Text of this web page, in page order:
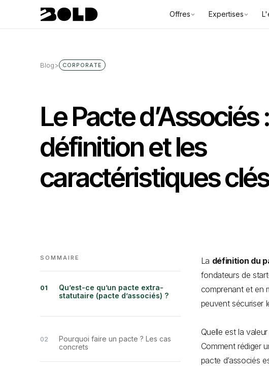
Offres Expertises
Blog> CORPORATE
Le Pacte d’Associés
définition et les
caractéristiques clés
SOMMAIRE
Qu’est-ce qu’un pacte extra-
statutaire (pacte d’associés) ?
Pourquoi faire un pacte ? Les cas
concrets
La définition du
fondateurs de
comprenant et en
peuvent sécuriser
Quelle est la
Comment rédiger
pacte d’associés